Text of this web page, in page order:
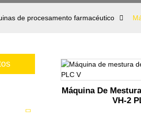
de procesamento farmacéutico
Máquina De
VH-2